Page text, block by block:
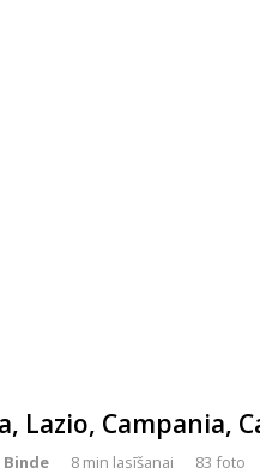
Lazio, Campania,
Binde 8 min lasīšanai 83 foto